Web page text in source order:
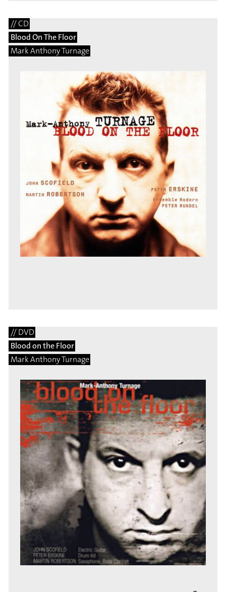
// CD
Blood On The Floor
Mark Anthony Turnage
// DVD
Blood on the Floor
Mark Anthony Turnage